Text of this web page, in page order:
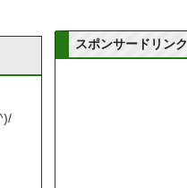
スポンサードリンク